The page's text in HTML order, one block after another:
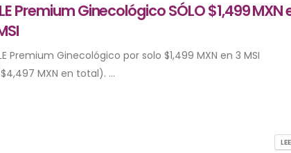
Premium Ginecológico SÓLO $1,499 MXN
Premium Ginecológico por solo $1,499 MXN en 3 MSI
MXN en total). ...